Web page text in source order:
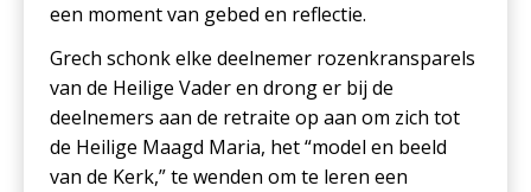
een moment van gebed en reflectie.
Grech schonk elke deelnemer rozenkransparels
van de Heilige Vader en drong er bij de
deelnemers aan de retraite op aan om zich tot
de Heilige Maagd Maria, het “model en beeld
van de Kerk,” te wenden om te leren een